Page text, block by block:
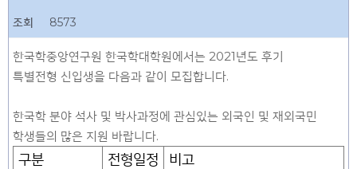
조회 8573
한국학중앙연구원 한국학대학원에서는 2021년도 후기
특별전형 신입생을 다음과 같이 모집합니다.
한국학 분야 석사 및 박사과정에 관심있는 외국인 및 재외국민
학생들의 많은 지원 바랍니다.
구분 전형일정 비고